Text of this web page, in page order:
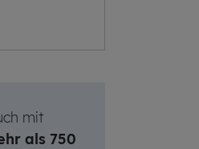
mit
als 750